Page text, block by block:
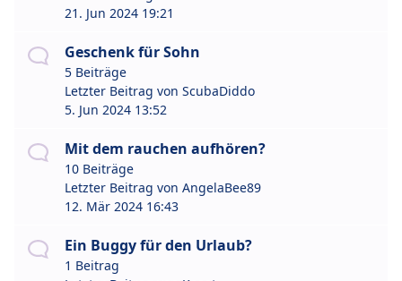
21. Jun 2024 19:21
Geschenk für Sohn
5 Beiträge
Letzter Beitrag von ScubaDiddo
5. Jun 2024 13:52
Mit dem rauchen aufhören?
10 Beiträge
Letzter Beitrag von AngelaBee89
12. Mär 2024 16:43
Ein Buggy für den Urlaub?
1 Beitrag